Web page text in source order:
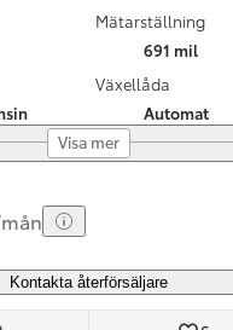
Mätarställning
691 mil
Växellåda
Automat
Visa mer
Kontakta återförsäljare